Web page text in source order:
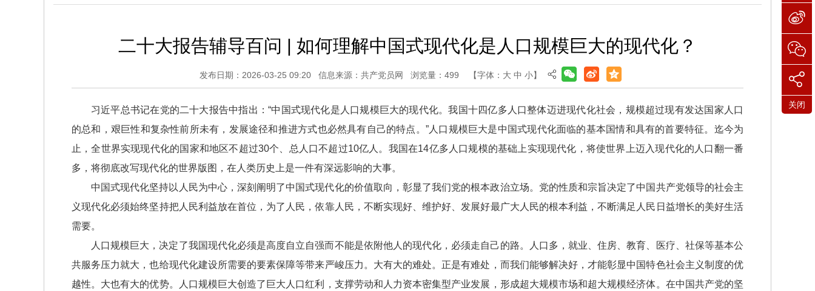
二十大报告辅导百问 | 如何理解中国式现代化是人口规模巨大的现代化？
发布日期：2026-03-25 09:20 信息来源：共产党员网 浏览量： 499 【字体： 大 中 小】
习近平总书记在党的二十大报告中指出：“中国式现代化是人口规模巨大的现代化。我国十四亿多人口整体迈进现代化社会，规模超过现有发达国家人口
的总和，艰巨性和复杂性前所未有，发展途径和推进方式也必然具有自己的特点。”人口规模巨大是中国式现代化面临的基本国情和具有的首要特征。迄今为
止，全世界实现现代化的国家和地区不超过30个、总人口不超过10亿人。我国在14亿多人口规模的基础上实现现代化，将使世界上迈入现代化的人口翻一番
多，将彻底改写现代化的世界版图，在人类历史上是一件有深远影响的大事。
中国式现代化坚持以人民为中心，深刻阐明了中国式现代化的价值取向，彰显了我们党的根本政治立场。党的性质和宗旨决定了中国共产党领导的社会主
义现代化必须始终坚持把人民利益放在首位，为了人民，依靠人民，不断实现好、维护好、发展好最广大人民的根本利益，不断满足人民日益增长的美好生活
需要。
人口规模巨大，决定了我国现代化必须是高度自立自强而不能是依附他人的现代化，必须走自己的路。人口多，就业、住房、教育、医疗、社保等基本公
共服务压力就大，也给现代化建设所需要的要素保障等带来严峻压力。大有大的难处。正是有难处，而我们能够解决好，才能彰显中国特色社会主义制度的优
越性。大也有大的优势。人口规模巨大创造了巨大人口红利，支撑劳动和人力资本密集型产业发展，形成超大规模市场和超大规模经济体。在中国共产党的坚
关闭